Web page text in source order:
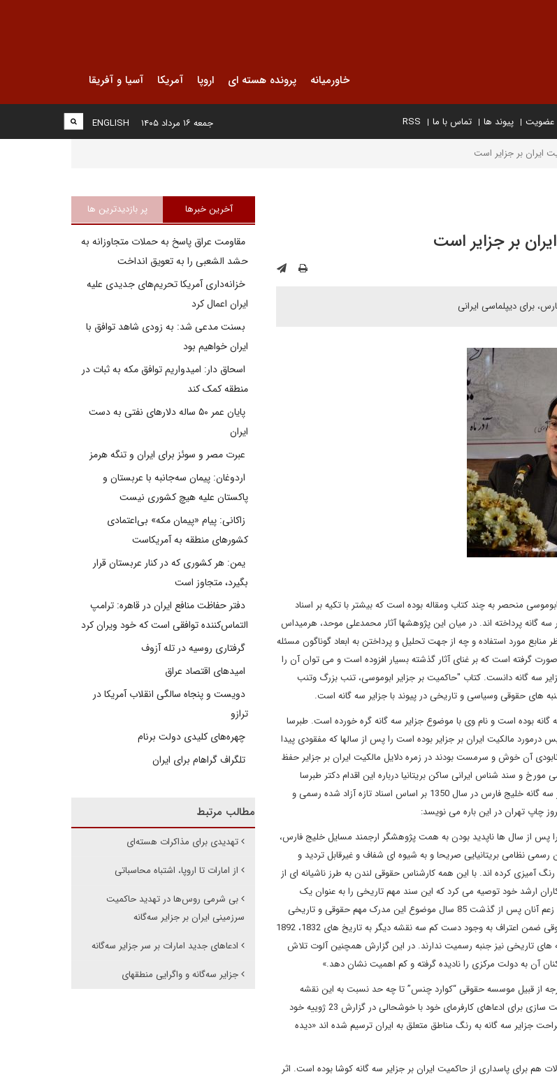
خاورمیانه پرونده هسته ای اروپا آمریکا آسیا و آفریقا
عضویت پیوند ها تماس با ما RSS
ENGLISH جمعه ۱۶ مرداد ۱۴۰۵
ایران بر جزایر است
بر جزایر است
برای دیپلماسی ایرانی
منحصر به چند کتاب ومقاله بوده است که بیشتر با تکیه بر اسناد
گانه پرداخته اند. در میان این پژوهشها آثار محمدعلی موحد، هرمیداس
منابع مورد استفاده و چه از جهت تحلیل و پرداختن به ابعاد گوناگون مسئله
گرفته است که بر غنای آثار گذشته بسیار افزوده است و می توان آن را
سه گانه دانست. کتاب "حاکمیت بر جزایر ابوموسی، تنب بزرگ وتنب
های حقوقی وسیاسی و تاریخی در پیوند با جزایر سه گانه است.
گانه بوده است و نام وی با موضوع جزایر سه گانه گره خورده است. طبرسا
درمورد مالکیت ایران بر جزایر بوده است را پس از سالها که مفقودی پیدا
آن خوش و سرمست بودند در زمره دلایل مالکیت ایران بر جزایر حفظ
و سند شناس ایرانی ساکن بریتانیا درباره این اقدام دکتر طبرسا
شایان ذکر ویاد آوری است دکتر تفرشی در مقاله " داستان اعاده حاکمیت ایران بر جزایر سه گانه خلیج فارس در سال 1350 بر اساس اسناد تازه آزاد شده رسمی و
:
پس از سال ها ناپدید بودن به همت پژوهشگر ارجمند مسایل خلیج فارس،
نظامی بریتانیایی صریحا و به شیوه ای شفاف و غیرقابل تردید و
آمیزی کرده اند. با این همه کارشناس حقوقی لندن به طرز ناشیانه ای از
ارشد خود توصیه می کرد که این سند مهم تاریخی را به عنوان یک
اشتباه ساده از سوی نفشه کشان رسمی نظامی قرن نوزدهم بریتانیا تلقی کنند و لابد به زعم آنان پس از گذشت 85 سال موضوع این مدرک مهم حقوقی و تاریخی
می تواند با یک پوزش خواهی ساده رفع و رجوع شود. در همین گزارش توجیهی و حقوقی ضمن اعتراف به وجود دست کم سه نقشه دیگر به تاریخ های 1832، 1892
های تاریخی نیز جنبه رسمیت ندارند. در این گزارش همچنین آلوت تلاش
آن به دولت مرکزی را نادیده گرفته و کم اهمیت نشان دهد.
»
از قبیل موسسه حقوقی “کوارد چنس” تا چه حد نسبت به این نقشه
حساسند. این موسسه حقوقی انگلیسی-آمریکایی پس از مدت ها تلاش، پرونده و هویت سازی برای ادعاهای کارفرمای خود با خوشحالی در گزارش 23 ژوییه خود
که در آن به صراحت جزایر سه گانه به رنگ مناطق متعلق به ایران ترسیم شده اند «دیده
هم برای پاسداری از حاکمیت ایران بر جزایر سه گانه کوشا بوده است. اثر
آخرین خبرها پر بازدیدترین ها
مقاومت عراق پاسخ به حملات متجاوزانه به
حشد الشعبی را به تعویق انداخت
خزانه‌داری آمریکا تحریم‌های جدیدی علیه
ایران اعمال کرد
بسنت مدعی شد: به زودی شاهد توافق با
ایران خواهیم بود
اسحاق دار: امیدواریم توافق مکه به ثبات در
منطقه کمک کند
پایان عمر ۵۰ ساله دلارهای نفتی به دست
ایران
عبرت مصر و سوئز برای ایران و تنگه هرمز
اردوغان: پیمان سه‌جانبه با عربستان و
پاکستان علیه هیچ کشوری نیست
زاکانی: پیام «پیمان مکه» بی‌اعتمادی
کشورهای منطقه به آمریکاست
یمن: هر کشوری که در کنار عربستان قرار
بگیرد، متجاوز است
دفتر حفاظت منافع ایران در قاهره: ترامپ
التماس‌کننده توافقی است که خود ویران کرد
گرفتاری روسیه در تله آزوف
امیدهای اقتصاد عراق
دویست و پنجاه سالگی انقلاب آمریکا در
ترازو
چهره‌های کلیدی دولت برنام
تلگراف گراهام برای ایران
مطالب مرتبط
تهدیدی برای مذاکرات هسته‌ای
از امارات تا اروپا، اشتباه محاسباتی
بی شرمی روس‌ها در تهدید حاکمیت
سرزمینی ایران بر جزایر سه‌گانه
ادعاهای جدید امارات بر سر جزایر سه‌گانه
جزایر سه‌گانه و واگرایی منطقه‏ای